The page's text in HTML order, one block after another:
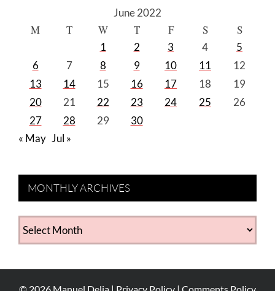
June 2022
M T W T F S S
1 2 3 4
5
6
7 8 9 10 11
12
13
14 15 16 17 18
19
20
21 22 23 24 25
26
27
28 29
30
« May Jul »
MONTHLY ARCHIVES
MONTHLY
ARCHIVES
© 2026 Manuel Delia | Privacy Policy | Comments Policy